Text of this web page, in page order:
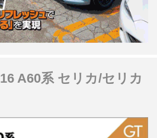
A60系 セリカ/セリカ